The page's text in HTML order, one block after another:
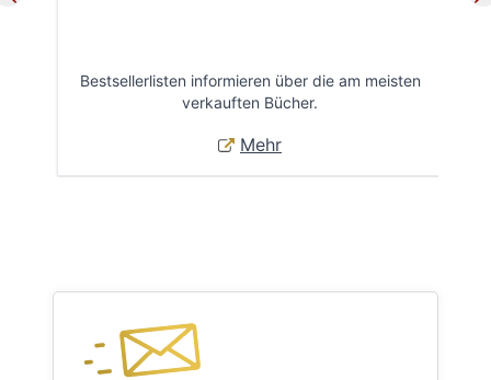
Bestsellerlisten informieren über die am meisten
verkauften Bücher.
Mehr